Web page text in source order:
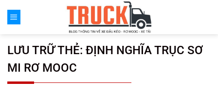
đến
LƯU TRỮ THẺ: ĐỊNH NGHĨA TRỤC SƠ
MI RƠ MOOC